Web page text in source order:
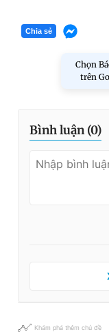
Chia sẻ
Chọn
trên
Bình luận (0)
Khám phá thêm chủ đề